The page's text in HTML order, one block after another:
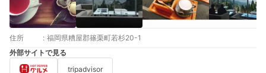
住所 : 福岡県糟屋郡篠栗町若杉20-1
外部サイトで見る
tripadvisor